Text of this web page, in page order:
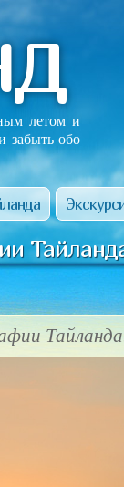
летом и
забыть обо